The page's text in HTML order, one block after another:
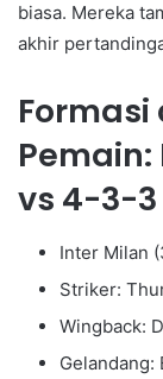
biasa. Mereka
akhir
Formasi
vs 4-3-3
Inter Milan
Striker:
Wingback:
Gelandang: